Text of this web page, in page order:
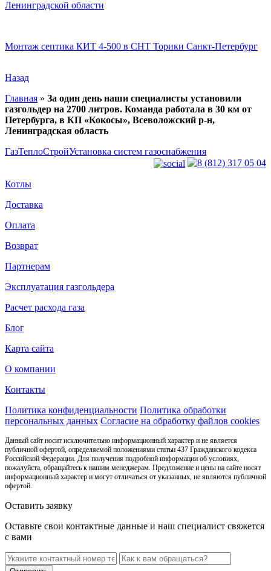
Ленинградской области
Монтаж септика КИТ 4-500 в СНТ Торики Санкт-Петербург
Назад
Главная » За один день наши специалисты установили
газгольдер на 2700 литров. Команда работала в 30 км от
Петербурга, в КП «Кокосы», Всеволожский р-н,
Ленинградская область
ГазТеплоСтройУстановка систем газоснабжения
8 (812) 317 05 04
Котлы
Доставка
Оплата
Возврат
Партнерам
Эксплуатация газгольдера
Расчет расхода газа
Блог
Карта сайта
О компании
Контакты
Политика конфиденциальности Политика обработки
персональных данных Согласие на обработку файлов cookies
Данный сайт носит исключительно информационный характер и не является
публичной офертой, определяемой положениями статьи 437 Гражданского кодекса
Российской Федерации. Для получения подробной информации об условиях,
пожалуйста, обращайтесь к нашим менеджерам. Предложение и цены на сайте носят
информационный характер и могут отличаться от указанных, не являются публичной
офертой.
Оставить заявку
Оставьте свои контактные данные и наш специалист свяжется
с вами